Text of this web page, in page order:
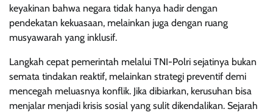
keyakinan bahwa negara tidak hanya hadir dengan
pendekatan kekuasaan, melainkan juga dengan ruang
musyawarah yang inklusif.
Langkah cepat pemerintah melalui TNI-Polri sejatinya bukan
semata tindakan reaktif, melainkan strategi preventif demi
mencegah meluasnya konflik. Jika dibiarkan, kerusuhan bisa
menjalar menjadi krisis sosial yang sulit dikendalikan. Sejarah